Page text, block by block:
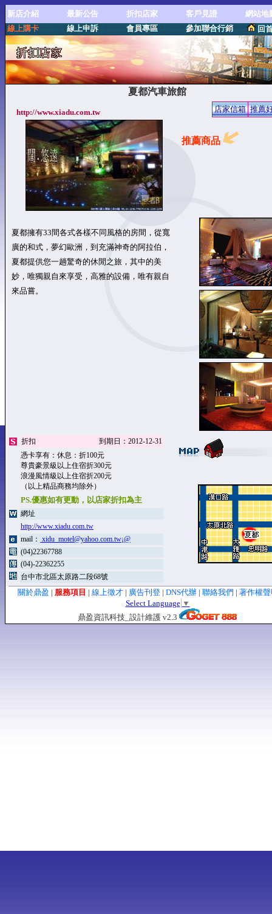
新店介紹 最新公告 折扣店家 客戶見證
網站地
線上購卡
線上申訴 會員專區 參加聯合行銷 回
夏都汽車旅館
http://www.xiadu.com.tw 店家信箱 推薦
夏都擁有33間各式各樣不同風格的房間，從寬
廣的和式，夢幻歐洲，到充滿神奇的阿拉伯，
夏都提供您一趟驚奇的休閒之旅，其中的美
妙，唯獨親自來享受，高雅的設備，唯有親自
來品嘗。
推薦商品
折扣
到期日：2012-12-31
憑卡享有：休息：折100元
尊貴豪景級以上住宿折300元
浪漫風情級以上住宿折200元
（以上精品商務均除外）
PS.優惠如有更動，以店家折扣為主
網址
http://www.xiadu.com.tw
mail： xidu_motel@yahoo.com.tw¡@
(04)22367788
(04)-22362255
台中市北區太原路二段68號
關於鼎盈 | 服務項目 | 線上徵才 | 廣告刊登 | DNS代辦 | 聯絡我們 | 著作
Select Language ▼
鼎盈資訊科技_設計維護 v2.3